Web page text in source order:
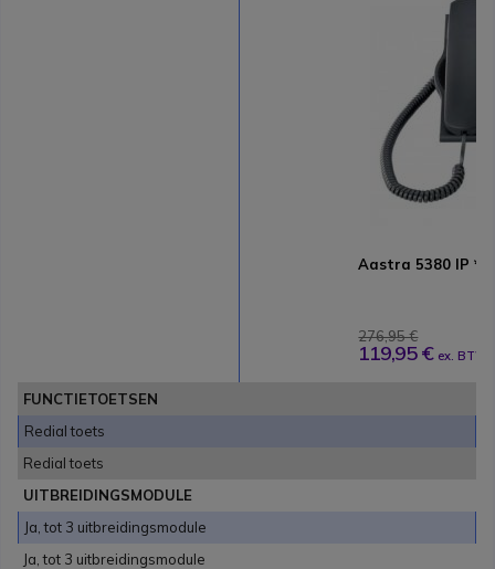
Aastra 5380 IP
276,95 €
119,95 € ex. BTW
FUNCTIETOETSEN
Redial toets
Redial toets
UITBREIDINGSMODULE
Ja, tot 3 uitbreidingsmodule
Ja, tot 3 uitbreidingsmodule